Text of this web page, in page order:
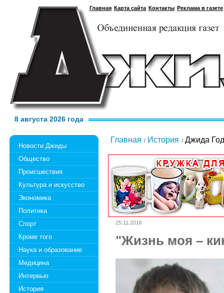
Главная Карта сайта Контакты Реклама в газете
8 августа 2026 года
Новости Джиды
Общество
Происшествия
Культура и искусство
Экономика
Политика
Спорт
Кроме того
Наука и образование
Медицина
Интервью
История
Главная История Джида
25.11.2016
"Жизнь моя –